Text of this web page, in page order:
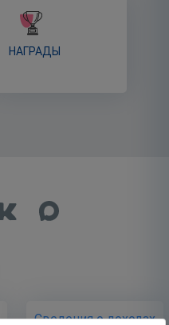
НАГРАДЫ
Cведения о доходах